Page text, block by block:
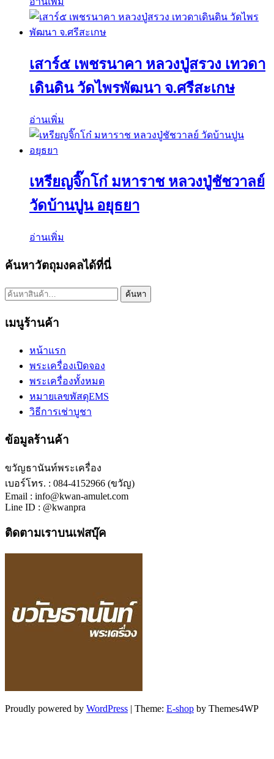
เสาร์๕ เพชรนาคา หลวงปู่สรวง เทวดา
เดินดิน วัดไพรพัฒนา จ.ศรีสะเกษ
อ่านเพิ่ม
เหรียญจิ๊กโก๋ มหาราช หลวงปู่ชัชวาลย์
วัดบ้านปูน อยุธยา
อ่านเพิ่ม
ค้นหาวัตถุมงคลได้ที่นี่
ค้นหา: ค้นหา
เมนูร้านค้า
หน้าแรก
พระเครื่องเปิดจอง
พระเครื่องทั้งหมด
หมายเลขพัสดุEMS
วิธีการเช่าบูชา
ข้อมูลร้านค้า
ขวัญธานันท์พระเครื่อง
เบอร์โทร. : 084-4152966 (ขวัญ)
Email : info@kwan-amulet.com
Line ID : @kwanpra
ติดตามเราบนเฟสบุ๊ค
Proudly powered by WordPress | Theme: E-shop by Themes4WP